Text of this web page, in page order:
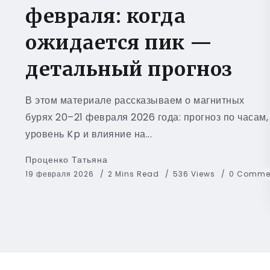
февраля: когда
ожидается пик —
детальный прогноз
В этом материале рассказываем о магнитных
бурях 20–21 февраля 2026 года: прогноз по часам,
уровень Kp и влияние на...
Проценко Татьяна
19 февраля 2026 2 Mins Read 536 Views 0